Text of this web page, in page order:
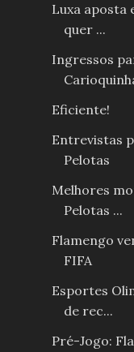
Luxa aposta
quer ...
Ingressos
Eficiente!
Entrevistas
Pelotas
Melhores
Pelotas ...
Flamengo
FIFA
Esportes
de rec...
Pré-Jogo: